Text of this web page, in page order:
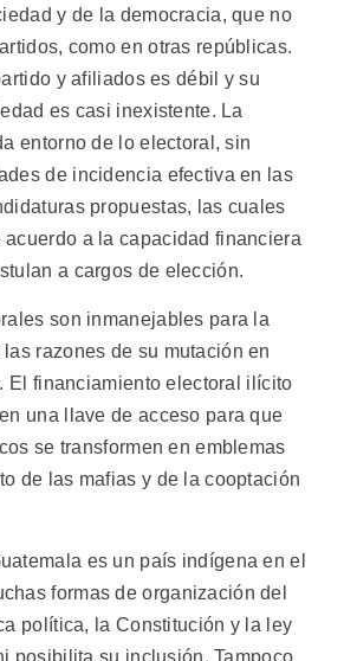
y de la democracia, que no
como en otras repúblicas.
y afiliados es débil y su
es casi inexistente. La
entorno de lo electoral, sin
de incidencia efectiva en las
propuestas, las cuales
acuerdo a la capacidad financiera
a cargos de elección.
son inmanejables para la
razones de su mutación en
El financiamiento electoral ilícito
una llave de acceso para que
se transformen en emblemas
de las mafias y de la cooptación
es un país indígena en el
formas de organización del
política, la Constitución y la ley
posibilita su inclusión. Tampoco